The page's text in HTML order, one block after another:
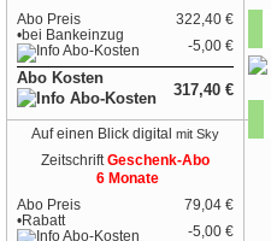
Abo Preis
322,40 €
•bei Bankeinzug
-5,00 €
Abo Kosten
317,40 €
Auf einen Blick digital mit Sky
Zeitschrift Geschenk-Abo
6 Monate
Abo Preis
79,04 €
•Rabatt
-5,00 €